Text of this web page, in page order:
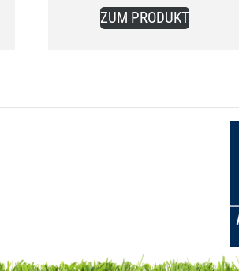
41,99 €.
ZUM PRODUKT